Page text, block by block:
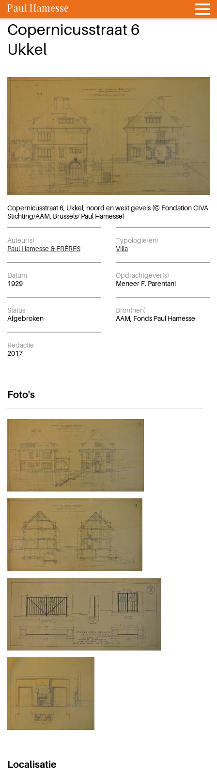
Paul Hamesse
Copernicusstraat 6
Ukkel
Copernicusstraat 6, Ukkel, noord en west gevels (© Fondation CIVA
Stichting/AAM, Brussels/ Paul Hamesse)
Auteur(s)
Paul Hamesse & FRÈRES
Typologie(ën)
Villa
Datum
1929
Opdrachtgever(s)
Meneer F. Parentani
Status
Afgebroken
Bron(nen)
AAM, Fonds Paul Hamesse
Redactie
2017
Foto's
Localisatie